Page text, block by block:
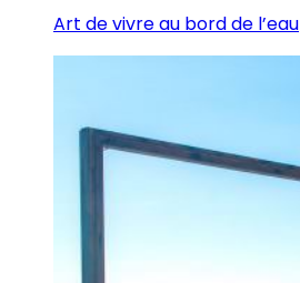
Art de vivre au bord de l’eau